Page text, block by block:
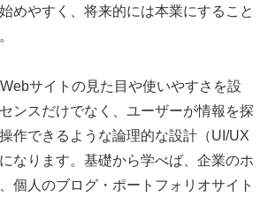
めやすく、将来的には本業にすること
サイトの見た目や使いやすさを設
ンスだけでなく、ユーザーが情報を探
作できるような論理的な設計（UI/UX
なります。基礎から学べば、企業のホ
個人のブログ・ポートフォリオサイト